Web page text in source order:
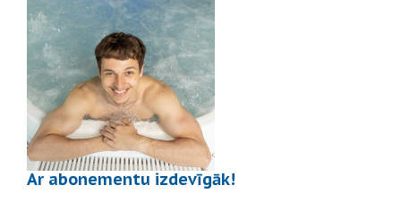
Ar abonementu izdevīgāk!